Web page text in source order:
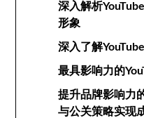
深入解析
形象
深入了解
最具影响力的
提升品牌影响力
与公关策略实现